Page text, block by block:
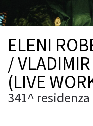
ELENI
/
(LIVE
341^